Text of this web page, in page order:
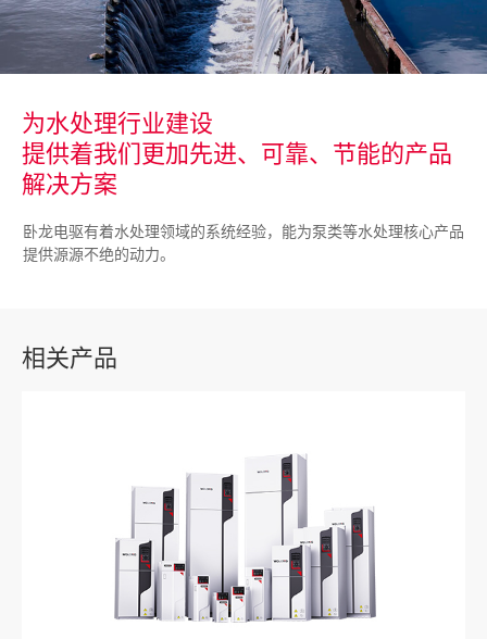
为水处理行业建设
提供着我们更加先进、可靠、节能的产品
解决方案
卧龙电驱有着水处理领域的系统经验，能为泵类等水处理核心产品
提供源源不绝的动力。
相关产品